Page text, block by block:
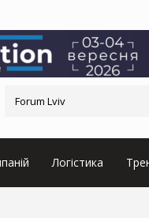
Логістика